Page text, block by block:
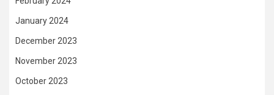
January 2024
December 2023
November 2023
October 2023